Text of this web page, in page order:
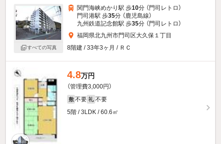
すべての写真
関門海峡めかり駅 歩10分 （門司レトロ）
門司港駅 歩35分 （鹿児島線）
九州鉄道記念館駅 歩35分 （門司レトロ）
福岡県北九州市門司区大久保１丁目
8階建 / 33年3ヶ月 / ＲＣ
4.8万円
（管理費3,000円）
敷 不要 礼 不要
5階 / 3LDK / 60.6㎡